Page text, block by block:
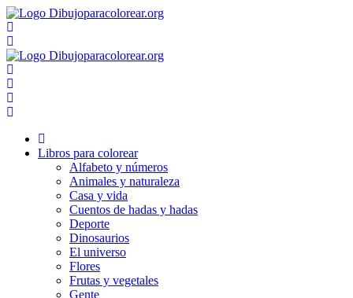
Ir
al
contenido
Libros para colorear
Alfabeto y números
Animales y naturaleza
Casa y vida
Cuentos de hadas y hadas
Deporte
Dinosaurios
El universo
Flores
Frutas y vegetales
Gente